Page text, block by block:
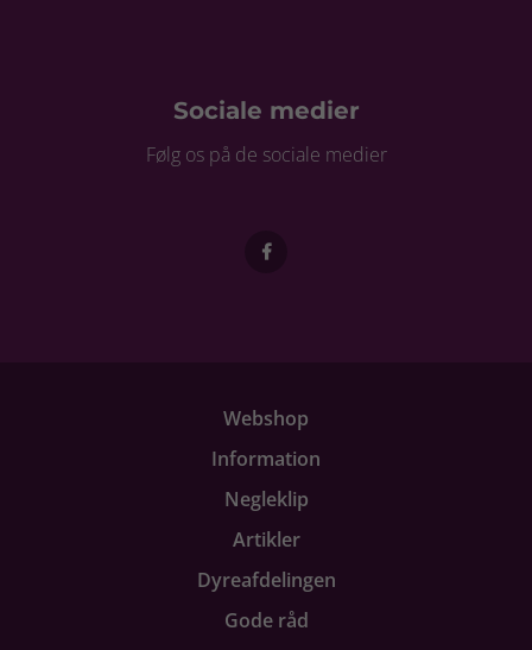
Sociale medier
Følg os på de sociale medier
Webshop
Information
Negleklip
Artikler
Dyreafdelingen
Gode råd